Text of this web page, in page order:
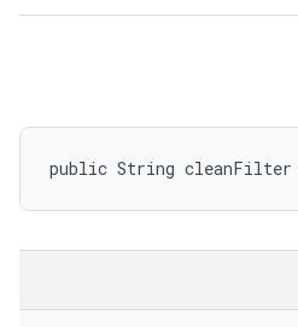
public String